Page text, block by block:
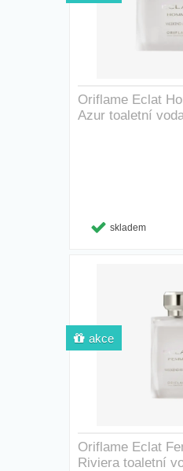
Oriflame Eclat
Azur toaletní
skladem
Oriflame Eclat
Riviera toaletní
akce